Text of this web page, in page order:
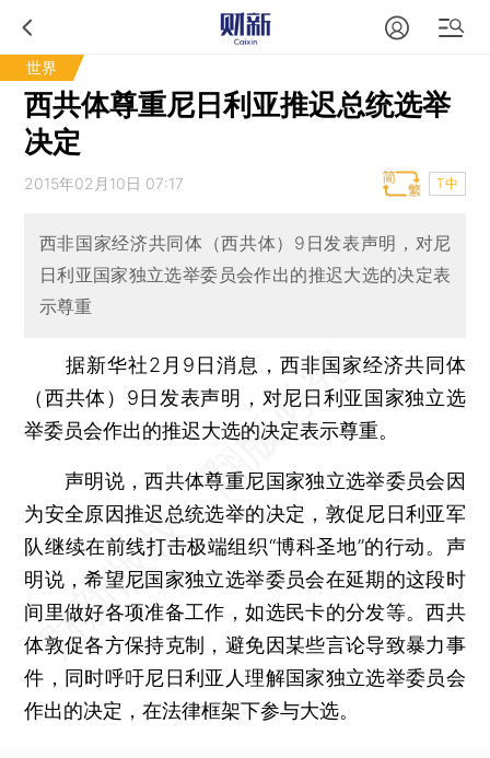
世界
西共体尊重尼日利亚推迟总统选举
决定
2015年02月10日 07:17 T中
西非国家经济共同体（西共体）9日发表声明，对尼
日利亚国家独立选举委员会作出的推迟大选的决定表
示尊重
据新华社2月9日消息，西非国家经济共同体
（西共体）9日发表声明，对尼日利亚国家独立选
举委员会作出的推迟大选的决定表示尊重。
声明说，西共体尊重尼国家独立选举委员会因
为安全原因推迟总统选举的决定，敦促尼日利亚军
队继续在前线打击极端组织“博科圣地”的行动。声
明说，希望尼国家独立选举委员会在延期的这段时
间里做好各项准备工作，如选民卡的分发等。西共
体敦促各方保持克制，避免因某些言论导致暴力事
件，同时呼吁尼日利亚人理解国家独立选举委员会
作出的决定，在法律框架下参与大选。